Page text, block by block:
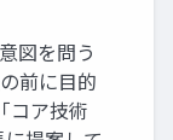
図を問う
前に目的
コア技術